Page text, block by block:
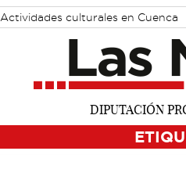
Actividades culturales en Cuenca